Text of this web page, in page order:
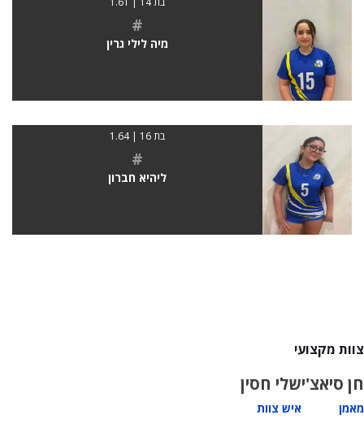
#
מיה לילי גרין
בת 16 | 1.64
#
ליהיא חברון
צוות מקצועי
חן סיאצ'י
מאמן
שלי חסין
איש צוות